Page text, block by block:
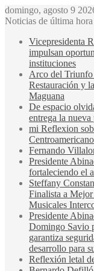
domingo, agosto 9
Noticias de última hora
Vicepresidenta
impulsan
instituciones
Arco del Triunfo
Restauración y
Maguana
De espacio
entrega la
mi Reflexion
Fernando
Presidente
fortaleciendo el
Steffany
Finalista a
Musicales
Presidente
Domingo Savio
garantiza
desarrollo para
Reflexión letal